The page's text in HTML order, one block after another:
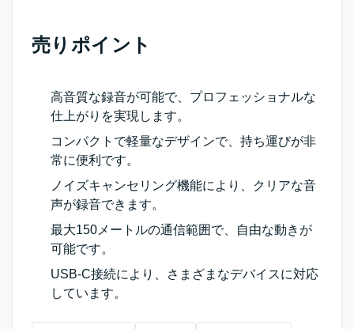
売りポイント
高音質な録音が可能で、プロフェッショナルな
仕上がりを実現します。
コンパクトで軽量なデザインで、持ち運びが非
常に便利です。
ノイズキャンセリング機能により、クリアな音
声が録音できます。
最大150メートルの通信範囲で、自由な動きが
可能です。
USB-C接続により、さまざまなデバイスに対応
しています。